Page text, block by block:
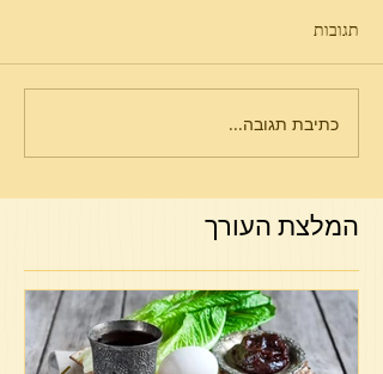
תגובות
כתיבת תגובה...
המלצת העורך